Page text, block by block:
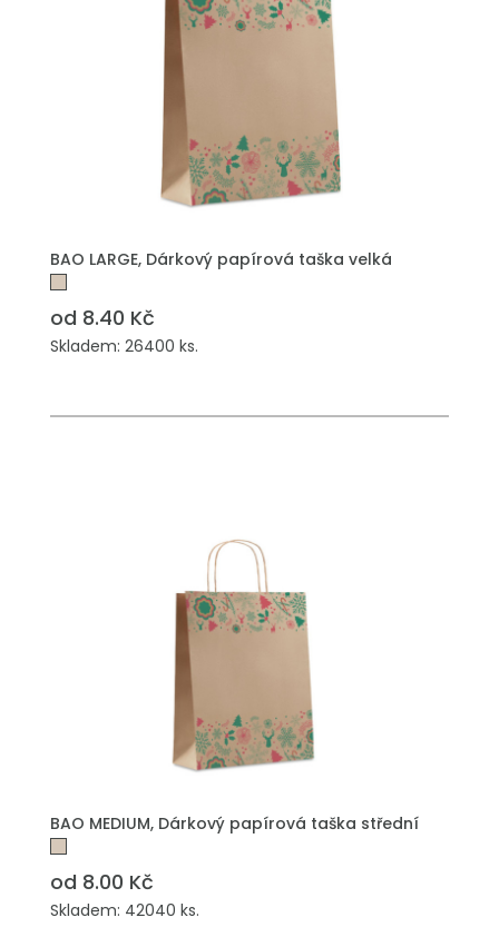
BAO LARGE, Dárkový papírová taška velká
od 8.40 Kč
Skladem: 26400 ks.
BAO MEDIUM, Dárkový papírová taška střední
od 8.00 Kč
Skladem: 42040 ks.